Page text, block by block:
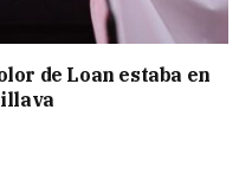
de Loan estaba en